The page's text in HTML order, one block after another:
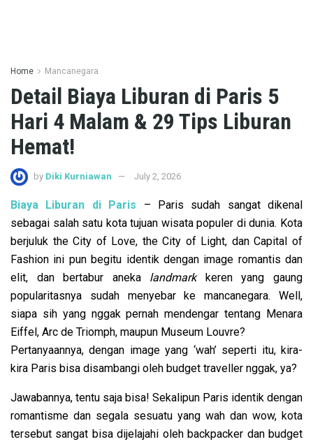
Home Mancanegara
Detail Biaya Liburan di Paris 5
Hari 4 Malam & 29 Tips Liburan
Hemat!
by Diki Kurniawan July 2, 2026
Biaya Liburan di Paris – Paris sudah sangat dikenal
sebagai salah satu kota tujuan wisata populer di dunia. Kota
berjuluk the City of Love, the City of Light, dan Capital of
Fashion ini pun begitu identik dengan image romantis dan
elit, dan bertabur aneka landmarkkeren yang gaung
popularitasnya sudah menyebar ke mancanegara. Well,
siapa sih yang nggak pernah mendengar tentang Menara
Eiffel, Arc de Triomph, maupun Museum Louvre?
Pertanyaannya, dengan image yang ‘wah’ seperti itu, kira-
kira Paris bisa disambangi oleh budget traveller nggak, ya?
Jawabannya, tentu saja bisa! Sekalipun Paris identik dengan
romantisme dan segala sesuatu yang wah dan wow, kota
tersebut sangat bisa dijelajahi oleh backpacker dan budget